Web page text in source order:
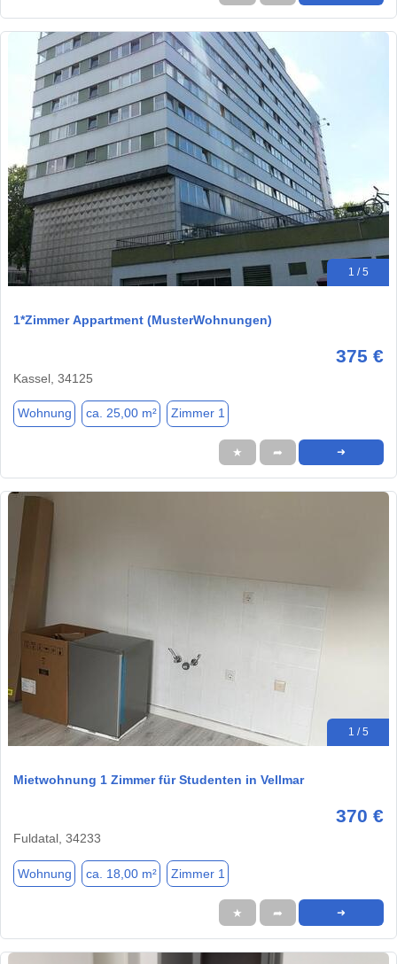
1 / 5
1*Zimmer Appartment (MusterWohnungen)
375 €
Kassel, 34125
Wohnung ca. 25,00 m² Zimmer 1
★ ➦ ➜
1 / 5
Mietwohnung 1 Zimmer für Studenten in Vellmar
370 €
Fuldatal, 34233
Wohnung ca. 18,00 m² Zimmer 1
★ ➦ ➜